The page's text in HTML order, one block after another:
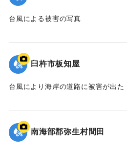
台風による被害の写真
｜固有コード:00635018
臼杵市板知屋
台風により海岸の道路に被害が出た
｜固有コード:
南海部郡弥生村間田